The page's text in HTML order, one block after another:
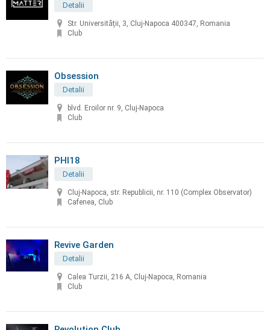
Detalii
Str. Universității, 3, Cluj-Napoca 400347, Romania
Club
Obsession
Detalii
blvd. Eroilor nr. 9, Cluj-Napoca
Club
PHI18
Detalii
Cluj-Napoca, str. Republicii, nr. 110 (Complex Observator)
Cafenea, Club
Revive Garden
Detalii
Calea Turzii, 216 A, Cluj-Napoca, Romania
Club